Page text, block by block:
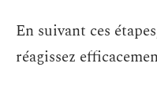
En suivant ces
réagissez